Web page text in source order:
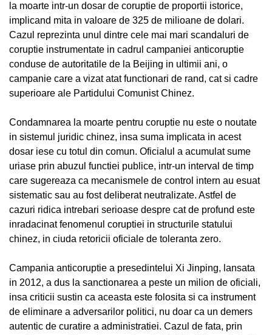
la moarte intr-un dosar de coruptie de proportii istorice,
implicand mita in valoare de 325 de milioane de dolari.
Cazul reprezinta unul dintre cele mai mari scandaluri de
coruptie instrumentate in cadrul campaniei anticoruptie
conduse de autoritatile de la Beijing in ultimii ani, o
campanie care a vizat atat functionari de rand, cat si cadre
superioare ale Partidului Comunist Chinez.
Condamnarea la moarte pentru coruptie nu este o noutate
in sistemul juridic chinez, insa suma implicata in acest
dosar iese cu totul din comun. Oficialul a acumulat sume
uriase prin abuzul functiei publice, intr-un interval de timp
care sugereaza ca mecanismele de control intern au esuat
sistematic sau au fost deliberat neutralizate. Astfel de
cazuri ridica intrebari serioase despre cat de profund este
inradacinat fenomenul coruptiei in structurile statului
chinez, in ciuda retoricii oficiale de toleranta zero.
Campania anticoruptie a presedintelui Xi Jinping, lansata
in 2012, a dus la sanctionarea a peste un milion de oficiali,
insa criticii sustin ca aceasta este folosita si ca instrument
de eliminare a adversarilor politici, nu doar ca un demers
autentic de curatire a administratiei. Cazul de fata, prin